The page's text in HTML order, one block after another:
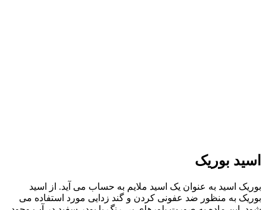
اسید بوریک
بوریک اسید به عنوان یک اسید ملایم به حساب می آید. از اسید
بوریک به منظور ضد عفونی کردن و گند زدایی مورد استفاده می